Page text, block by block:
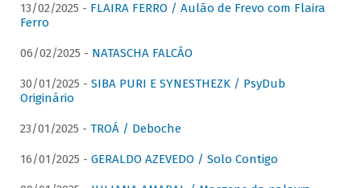
13/02/2025 - FLAIRA FERRO / Aulão de Frevo com Flaira
Ferro
06/02/2025 - NATASCHA FALCÃO
30/01/2025 - SIBA PURI E SYNESTHEZK / PsyDub
Originário
23/01/2025 - TROÁ / Deboche
16/01/2025 - GERALDO AZEVEDO / Solo Contigo